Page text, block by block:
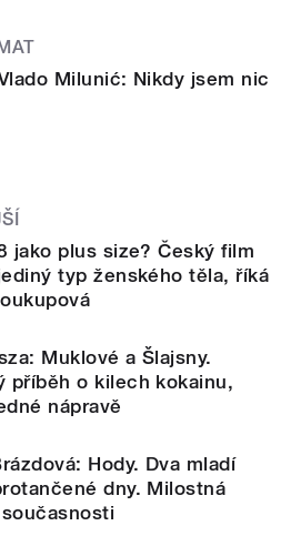
Milunić: Nikdy jsem nic
jako plus size? Český film
typ ženského těla, říká
Muklové a Šlajsny.
příběh o kilech kokainu,
nápravě
Hody. Dva mladí
dny. Milostná